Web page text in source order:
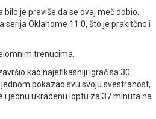
je previše da se ovaj meč dobio.
serija Oklahome 11:0, što je prakitčno i
trenucima.
kao najefikasniji igrač sa 30
pokazao svu svoju svestranost,
i jednu ukradenu loptu za 37 minuta na